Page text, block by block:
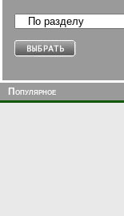
Популярное